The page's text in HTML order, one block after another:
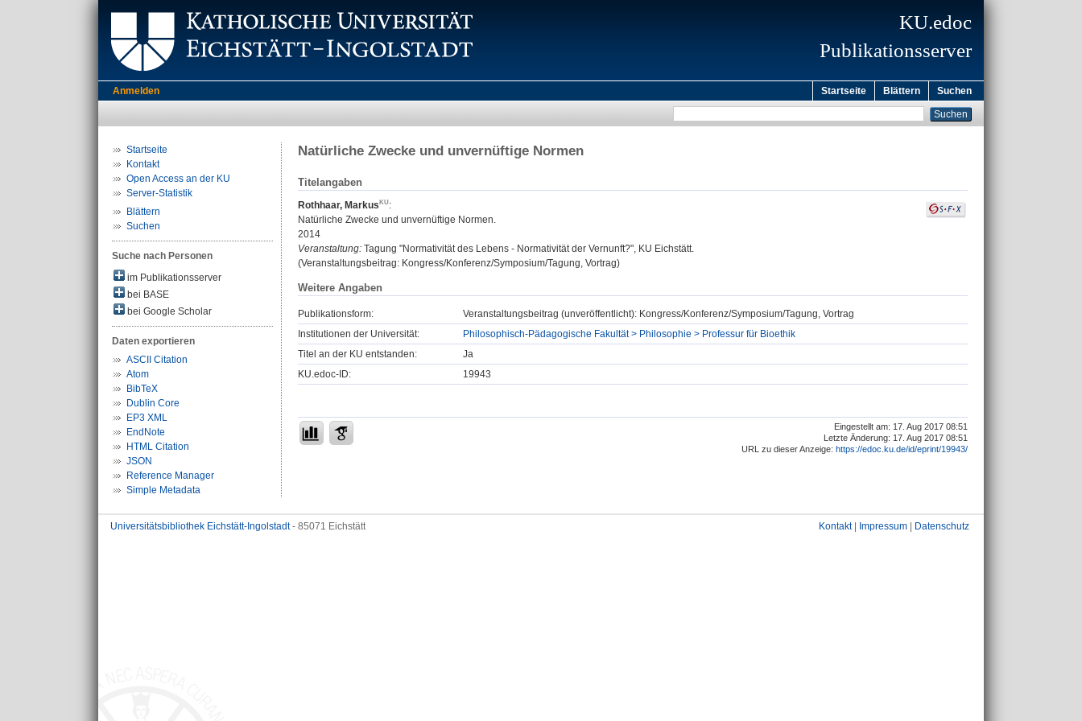
KU.edoc
Publikationsserver
Anmelden Startseite Blättern Suchen
Startseite
Kontakt
Open Access an der KU
Server-Statistik
Blättern
Suchen
Suche nach Personen
im Publikationsserver
bei BASE
bei Google Scholar
Daten exportieren
ASCII Citation
Atom
BibTeX
Dublin Core
EP3 XML
EndNote
HTML Citation
JSON
Reference Manager
Simple Metadata
Natürliche Zwecke und unvernüftige Normen
Titelangaben
Rothhaar, Markus
:
Natürliche Zwecke und unvernüftige Normen.
2014
Veranstaltung: Tagung "Normativität des Lebens - Normativität der Vernunft?", KU Eichstätt.
(Veranstaltungsbeitrag: Kongress/Konferenz/Symposium/Tagung, Vortrag)
Weitere Angaben
Publikationsform:
Veranstaltungsbeitrag (unveröffentlicht): Kongress/Konferenz/Symposium/Tagung, Vortrag
Institutionen der Universität:
Philosophisch-Pädagogische Fakultät > Philosophie > Professur für Bioethik
Titel an der KU entstanden:
Ja
KU.edoc-ID:
19943
Eingestellt am: 17. Aug 2017 08:51
Letzte Änderung: 17. Aug 2017 08:51
URL zu dieser Anzeige: https://edoc.ku.de/id/eprint/19943/
Universitätsbibliothek Eichstätt-Ingolstadt- 85071 Eichstätt Kontakt| Impressum Datenschutz